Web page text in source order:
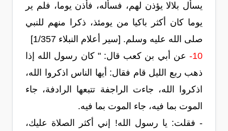
يسأل بلالا يؤذن لهم، فسأله، فأذن يوما، فلم ير
يوما كان أكثر باكيا من يومئذ، ذكرا منهم للنبي
صلى الله عليه وسلم. [سير أعلام النبلاء 1/357]
10-
عن أبي بن كعب قال: " كان رسول الله إذا
ذهب ربع الليل قام فقال: أيها الناس اذكروا الله،
اذكروا الله، جاءت الراجفة تتبعها الرادفة، جاء
الموت بما فيه، جاء الموت بما فيه.
- فقلت: يا رسول الله! إني أكثر الصلاة عليك،